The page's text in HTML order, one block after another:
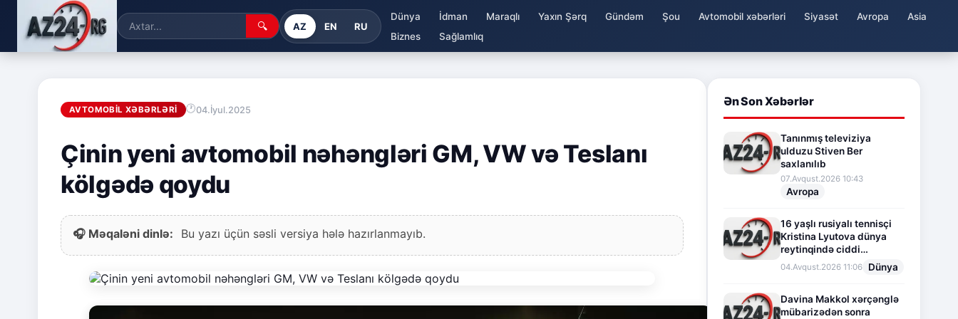
🔍 AZ EN RU
Dünya İdman Maraqlı Yaxın Şərq Gündəm Şou Avtomobil xəbərləri Siyasət Avropa
Asia
Biznes
Sağlamlıq
AVTOMOBIL XƏBƏRLƏRI 04.İyul.2025
Çinin yeni avtomobil nəhəngləri GM, VW və Teslanı
kölgədə qoydu
🎧 Məqaləni dinlə: Bu yazı üçün səsli versiya hələ hazırlanmayıb.
Ən Son Xəbərlər
Tanınmış televiziya
ulduzu Stiven Ber
saxlanılıb
07.Avqust.2026 10:43
Avropa
16 yaşlı rusiyalı tennisçi
Kristina Lyutova dünya
reytinqində ciddi
irəliləyişə imza atdı
04.Avqust.2026 11:06 Dünya
Davina Makkol xərçənglə
mübarizədən sonra